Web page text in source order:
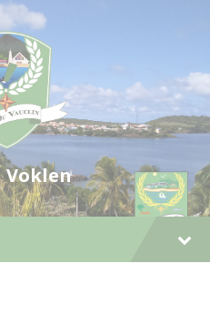
Voklen